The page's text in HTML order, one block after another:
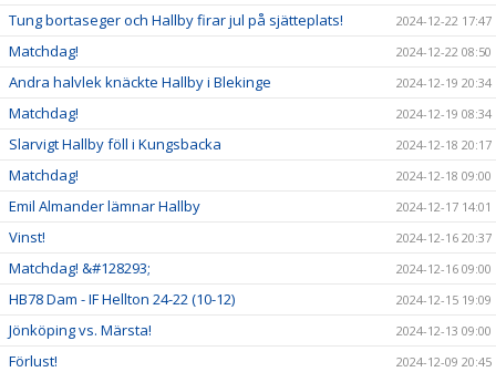
Tung bortaseger och Hallby firar jul på sjätteplats! 2024-12-22 17:47
Matchdag! 2024-12-22 08:50
Andra halvlek knäckte Hallby i Blekinge 2024-12-19 20:34
Matchdag! 2024-12-19 08:34
Slarvigt Hallby föll i Kungsbacka 2024-12-18 20:17
Matchdag! 2024-12-18 09:00
Emil Almander lämnar Hallby 2024-12-17 14:01
Vinst! 2024-12-16 20:37
Matchdag! &#128293; 2024-12-16 09:00
HB78 Dam - IF Hellton 24-22 (10-12) 2024-12-15 19:09
Jönköping vs. Märsta! 2024-12-13 09:00
Förlust! 2024-12-09 20:45